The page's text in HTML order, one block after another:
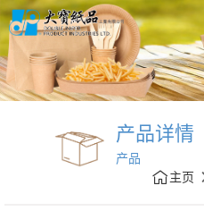
产品详情
产品
主页